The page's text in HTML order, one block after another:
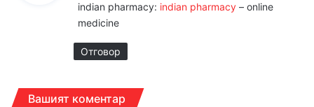
а
indian pharmacy: indian pharmacy – online
medicine
Отговор
Вашият коментар